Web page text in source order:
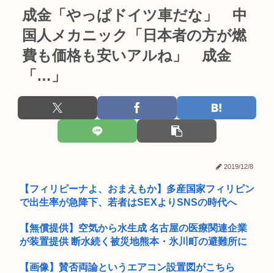
財務省のエース、高市早苗の消費税減税に反対したことで左遷
されるw...
音楽生成AI「Suno」著作権侵害判決 人「人の曲を聴き学び作
曲...
が?」 ...
高市政権の消費税減税に反対している9人の自民党議員が全て
「1986年8月8日。上杉達也が浅倉南に告白した日です。」 当
時...
靖国神社さん、参拝者に「軍服着用」「コスプレ」を禁止する
声明を出...
チンポの大きさや形、硬度でバトルするゲーム「ポコチンモン
ショートスリーパー堀さん、「寝てほしい」とゆわれてブチギ
はっきり言って高卒や中卒よりも、いい歳して独身のほうが恥
ずかしい...
【画像あり】女子大生「長岡の花火行ってきた」 花火を見せた
いのか...
カ人から...
成金「やっぱドイツ車だな」 中
国人メカニック「日本者の方が燃
費も価格も安いアルね」 成金
「…」
2019/12/8
【フィリピーナよ、おまえもか】多産国家フィリピン
で出生率が急降下、若者はSEXよりSNSの時代へ
【無償提供】空気から水生成 名古屋の医療関連企業
が装置提供 断水続く被災地熊本・氷川町の避難所に
【画像】賛否両論というエアコン設置図がこちら